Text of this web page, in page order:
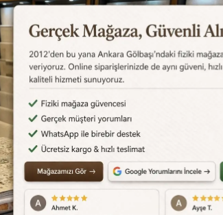
Aklınızdaki soruların
cevapları için
Destek Merkezi
0540 001 51 51
Karşılaştır